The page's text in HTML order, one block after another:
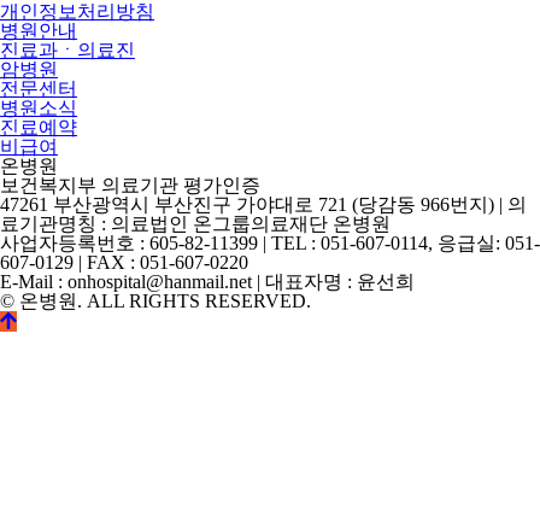
개인정보처리방침
병원안내
진료과ㆍ의료진
암병원
전문센터
병원소식
진료예약
비급여
온병원
보건복지부 의료기관 평가인증
47261 부산광역시 부산진구 가야대로 721 (당감동 966번지) | 의
료기관명칭 : 의료법인 온그룹의료재단 온병원
사업자등록번호 : 605-82-11399 | TEL : 051-607-0114, 응급실: 051-
607-0129 | FAX : 051-607-0220
E-Mail : onhospital@hanmail.net | 대표자명 : 윤선희
© 온병원. ALL RIGHTS RESERVED.
©
k2s0o2d0e0s1i0g1n.